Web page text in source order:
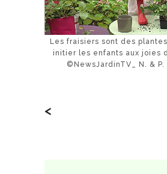
Les fraisiers sont des
initier les enfants aux joies
©NewsJardinTV_ N. & P.
<